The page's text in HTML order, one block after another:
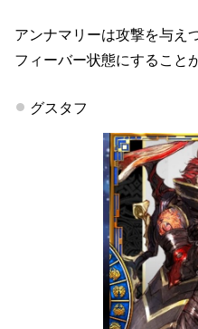
アンナマリーは攻撃を与え
フィーバー状態にすること
グスタフ